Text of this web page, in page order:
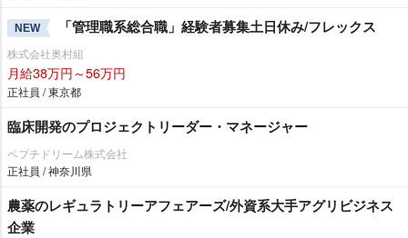
NEW 「管理職系総合職」経験者募集土日休み/フレックス
株式会社奥村組
月給38万円～56万円
正社員 / 東京都
臨床開発のプロジェクトリーダー・マネージャー
ペプチドリーム株式会社
正社員 / 神奈川県
農薬のレギュラトリーアフェアーズ/外資系大手アグリビジネス
企業